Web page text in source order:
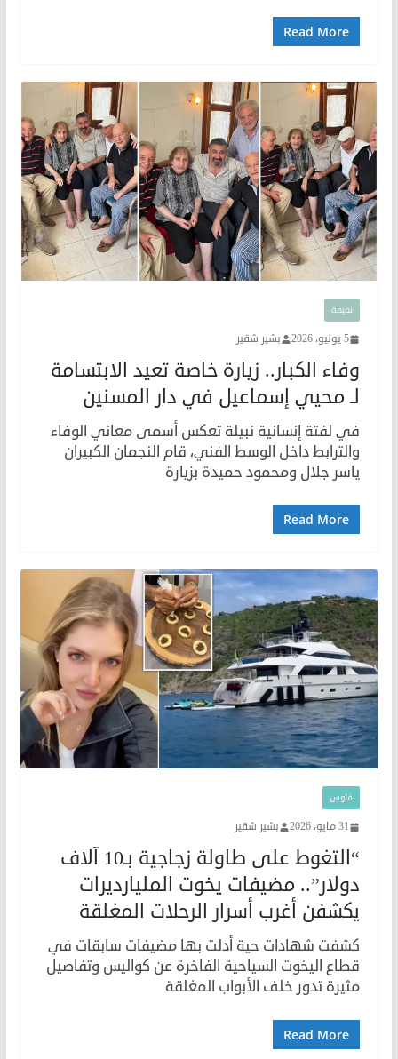
Read More
نميمة
5 يونيو، 2026 بشير شقير
وفاء الكبار.. زيارة خاصة تعيد الابتسامة
لـ محيي إسماعيل في دار المسنين
في لفتة إنسانية نبيلة تعكس أسمى معاني الوفاء
والترابط داخل الوسط الفني، قام النجمان الكبيران
ياسر جلال ومحمود حميدة بزيارة
Read More
فلوس
31 مايو، 2026 بشير شقير
“التغوط على طاولة زجاجية بـ10 آلاف
دولار”.. مضيفات يخوت المليارديرات
يكشفن أغرب أسرار الرحلات المغلقة
كشفت شهادات حية أدلت بها مضيفات سابقات في
قطاع اليخوت السياحية الفاخرة عن كواليس وتفاصيل
مثيرة تدور خلف الأبواب المغلقة
Read More